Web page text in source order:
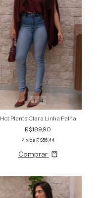
1/4
Hot Plants Clara Linha Palha
R$189,90
4x de R$56,44
Comprar